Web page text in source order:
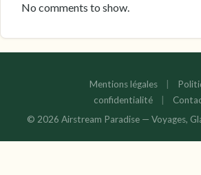
No comments to show.
Mentions légales
confidentialité
© 2026 Airstream Paradise — Voyages,